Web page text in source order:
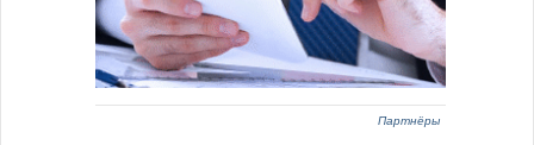
Партнёры